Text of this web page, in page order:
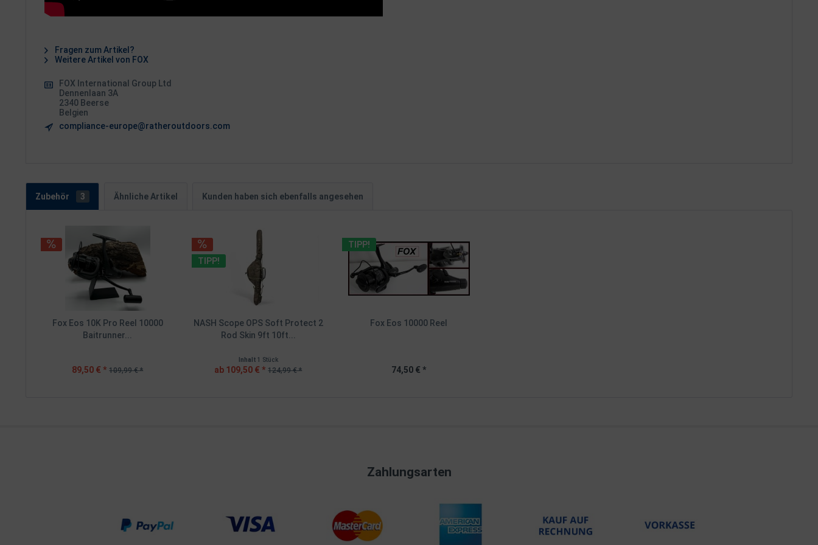
Fragen zum Artikel?
Weitere Artikel von FOX
FOX International Group Ltd
Dennenlaan 3A
2340 Beerse
Belgien
compliance-europe@ratheroutdoors.com
Zubehör 3 Ähnliche Artikel Kunden haben sich ebenfalls angesehen
Fox Eos 10K Pro Reel 10000
Baitrunner...
89,50 € * 109,99 € *
TIPP!
NASH Scope OPS Soft Protect 2
Rod Skin 9ft 10ft...
Inhalt 1 Stück
ab 109,50 € * 124,99 € *
TIPP!
Fox Eos 10000 Reel
74,50 € *
Zahlungsarten